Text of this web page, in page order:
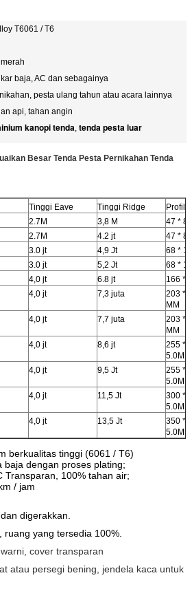
T6061 / T6
baja, AC dan sebagainya
pesta ulang tahun atau acara lainnya
api, tahan angin
kanopi tenda, tenda pesta luar
Besar Tenda Pesta Pernikahan Tenda
Tinggi Eave Tinggi Ridge
Profil
2.7M 3,8 M
47 *
2.7M 4.2 jt
47 *
3.0 jt 4,9 Jt
68 *
3.0 jt 5,2 Jt
68 *
4,0 jt 6.8 jt
166 *
4,0 jt 7,3 juta
203 *
MM
4,0 jt 7,7 juta
203 *
MM
4,0 jt 8,6 jt
255 *
5.0MM
4,0 jt 9,5 Jt
255 *
5.0MM
4,0 jt 11,5 Jt
300 *
5.0MM
4,0 jt 13,5 Jt
350 *
5.0MM
berkualitas tinggi (6061 / T6)
baja dengan proses plating;
Transparan, 100% tahan air;
/ jam
digerakkan.
yang tersedia 100%.
cover transparan
atau persegi bening, jendela kaca untuk